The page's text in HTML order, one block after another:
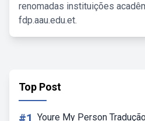
renomadas instituições
fdp.aau.edu.et.
Top Post
Youre My Person